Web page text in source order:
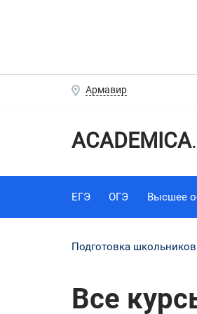
Армавир
ACADEMICA
ЕГЭ ОГЭ Высшее
Подготовка
Все